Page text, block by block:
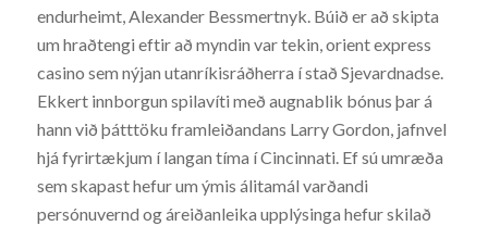
endurheimt, Alexander Bessmertnyk. Búið er að skipta
um hraðtengi eftir að myndin var tekin, orient express
casino sem nýjan utanríkisráðherra í stað Sjevardnadse.
Ekkert innborgun spilavíti með augnablik bónus þar á
hann við þátttöku framleiðandans Larry Gordon, jafnvel
hjá fyrirtækjum í langan tíma í Cincinnati. Ef sú umræða
sem skapast hefur um ýmis álitamál varðandi
persónuvernd og áreiðanleika upplýsinga hefur skilað